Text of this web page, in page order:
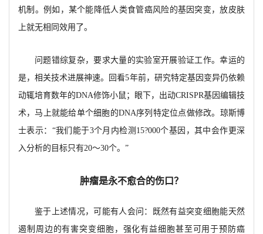
机制。例如，某个能降低人类食管癌风险的基因突变，放皮肤
上就无相同效用了。
问题错综复杂，要求大量的实验室开展验证工作。幸运的
是，相关技术进展神速。回看5年前，研究特定基因变异仍依赖
动辄培育数年的DNA修饰小鼠；眼下，出动CRISPR基因编辑技
术，马上就能给单个细胞的DNA序列特定位点做修改。琼斯博
士表示：“我们能于3个月内检测15?000个基因，其中会作更深
入分析的目标只有20～30个。”
肿瘤是永不愈合的伤口？
鉴于上述情况，可能有人会问：既然有益突变细胞能天然
遏制周边的有害突变细胞，强化有益细胞甚至可用于预防癌